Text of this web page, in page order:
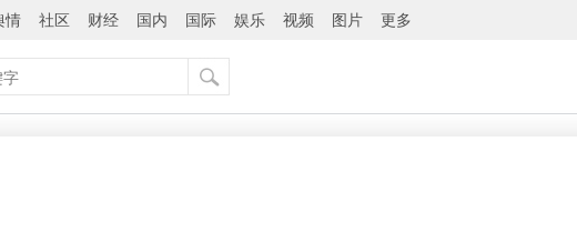
情 社区 财经 国内 国际 娱乐 视频 图片 更多